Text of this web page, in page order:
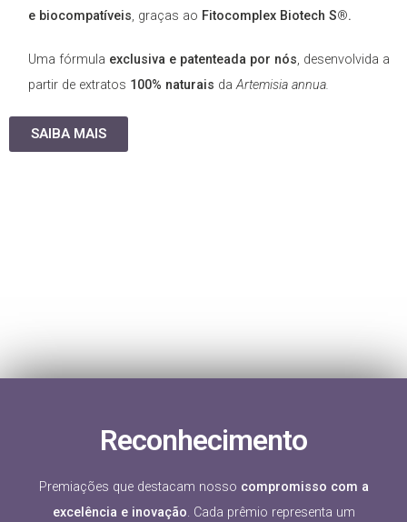
e biocompatíveis, graças ao Fitocomplex Biotech S®.
Uma fórmula exclusiva e patenteada por nós, desenvolvida a
partir de extratos 100% naturais daArtemisia annua.
SAIBA MAIS
Reconhecimento
Premiações que destacam nosso compromisso com a
excelência e inovação. Cada prêmio representa um